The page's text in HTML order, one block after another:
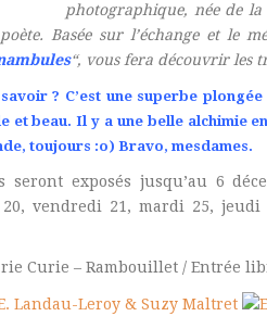
photographique, née de la
Basée sur l’échange et le
“, vous fera découvrir les
? C’est une superbe
et beau. Il y a une belle alchimie
toujours :o) Bravo, mesdames.
seront exposés jusqu’au 6
vendredi 21, mardi 25,
Curie – Rambouillet / Entrée